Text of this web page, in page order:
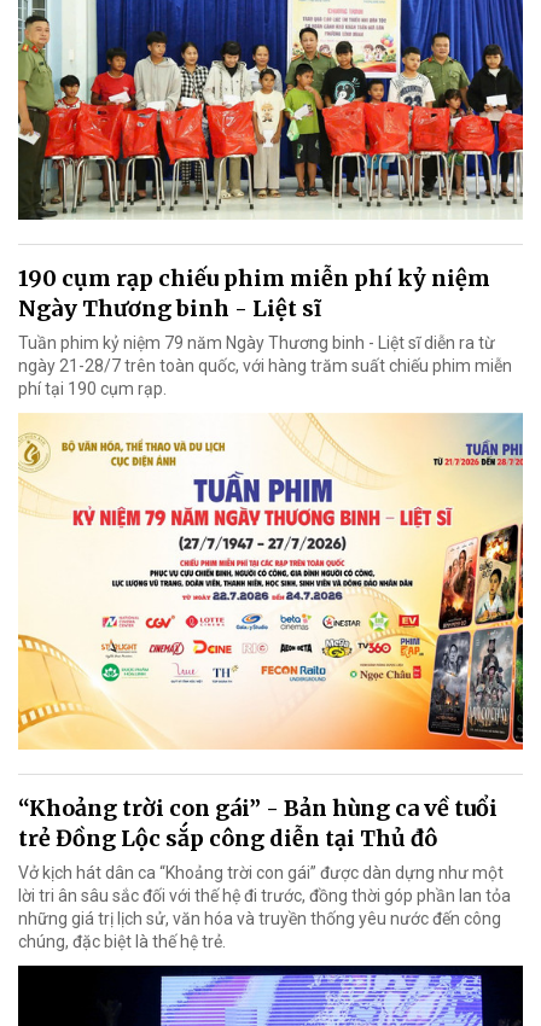
190 cụm rạp chiếu phim miễn phí kỷ niệm
Ngày Thương binh - Liệt sĩ
Tuần phim kỷ niệm 79 năm Ngày Thương binh - Liệt sĩ diễn ra từ
ngày 21-28/7 trên toàn quốc, với hàng trăm suất chiếu phim miễn
phí tại 190 cụm rạp.
“Khoảng trời con gái” - Bản hùng ca về tuổi
trẻ Đồng Lộc sắp công diễn tại Thủ đô
Vở kịch hát dân ca “Khoảng trời con gái” được dàn dựng như một
lời tri ân sâu sắc đối với thế hệ đi trước, đồng thời góp phần lan tỏa
những giá trị lịch sử, văn hóa và truyền thống yêu nước đến công
chúng, đặc biệt là thế hệ trẻ.